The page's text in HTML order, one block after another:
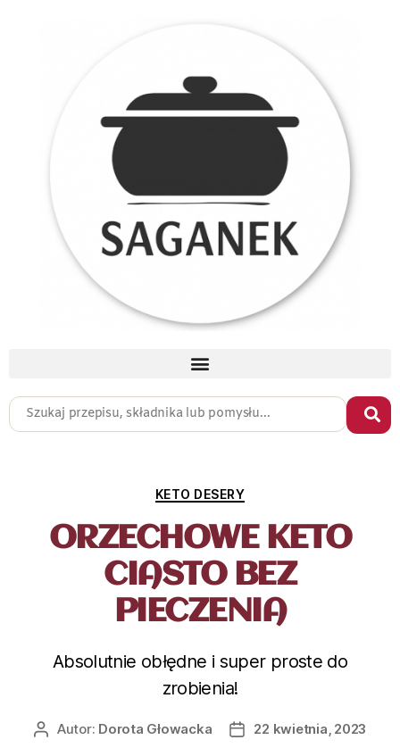
KETO DESERY
ORZECHOWE KETO
CIASTO BEZ
PIECZENIA
Absolutnie obłędne i super proste do
zrobienia!
Autor: Dorota Głowacka
22 kwietnia, 2023